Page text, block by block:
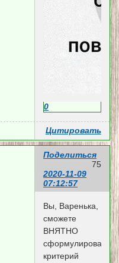
0
Цитировать
Поделиться
75
2020-11-09
07:12:57
Вы, Варенька,
сможете
ВНЯТНО
сформулировать
критерий